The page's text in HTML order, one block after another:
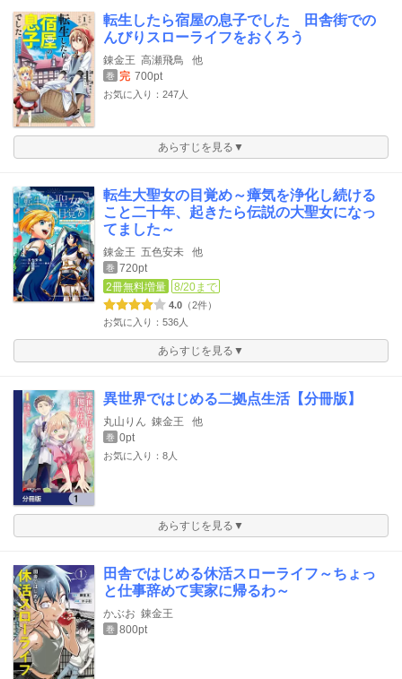
転生したら宿屋の息子でした 田舎街での
んびりスローライフをおくろう
錬金王 高瀬飛鳥 他
巻 完 700pt
お気に入り：247人
あらすじを見る▼
転生大聖女の目覚め～瘴気を浄化し続ける
こと二十年、起きたら伝説の大聖女になっ
てました～
錬金王 五色安未 他
巻 720pt
2冊無料増量
8/20まで
4.0 （2件）
お気に入り：536人
あらすじを見る▼
異世界ではじめる二拠点生活【分冊版】
丸山りん 錬金王 他
巻 0pt
お気に入り：8人
あらすじを見る▼
田舎ではじめる休活スローライフ～ちょっ
と仕事辞めて実家に帰るわ～
かぶお 錬金王
巻 800pt